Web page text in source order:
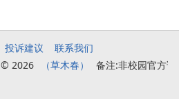
投诉建议
联系我们
© 2026 （草木春） 备注:非校园官方论